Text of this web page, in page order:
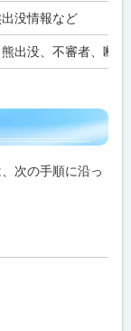
没情報など
出没、不審者、断
次の手順に沿っ